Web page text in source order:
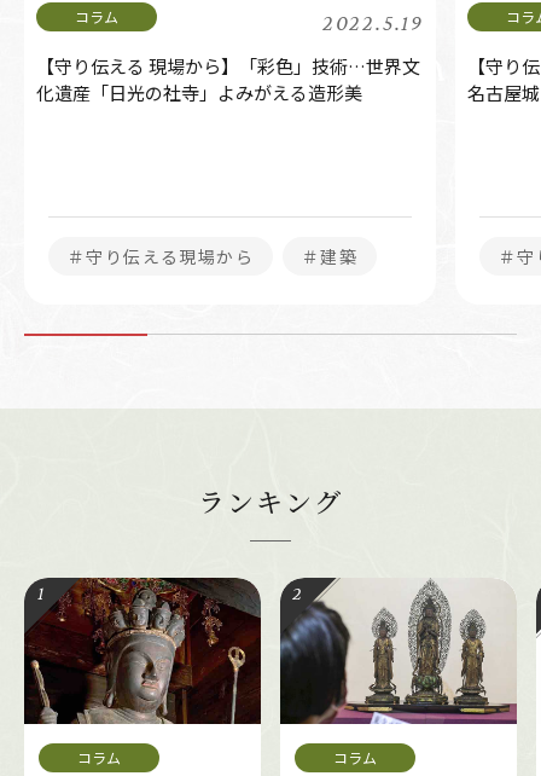
2022.5.19
【守り伝える 現場から】「彩色」技術…世界文
化遺産「日光の社寺」よみがえる造形美
＃守り伝える現場から ＃建築
【守り
名古屋
＃
ランキング